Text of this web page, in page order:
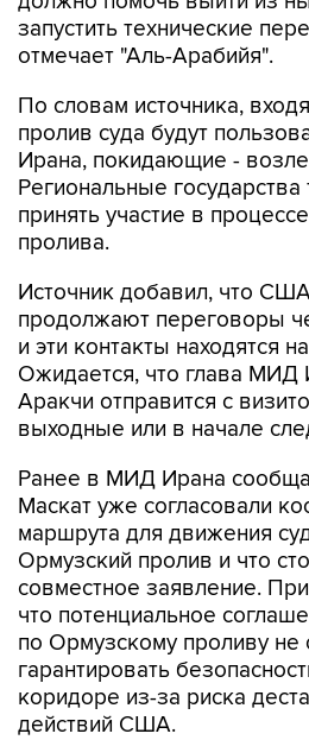
запустить технические
отмечает "Аль-Арабийя".
По словам источника,
пролив суда будут
Ирана, покидающие -
Региональные государства
принять участие в
пролива.
Источник добавил, что
продолжают переговоры
и эти контакты находятся
Ожидается, что глава МИД
Аракчи отправится с
выходные или в начале
Ранее в МИД Ирана
Маскат уже согласовали
маршрута для движения
Ормузский пролив и что
совместное заявление.
что потенциальное
по Ормузскому проливу не
гарантировать
коридоре из-за риска
действий США.